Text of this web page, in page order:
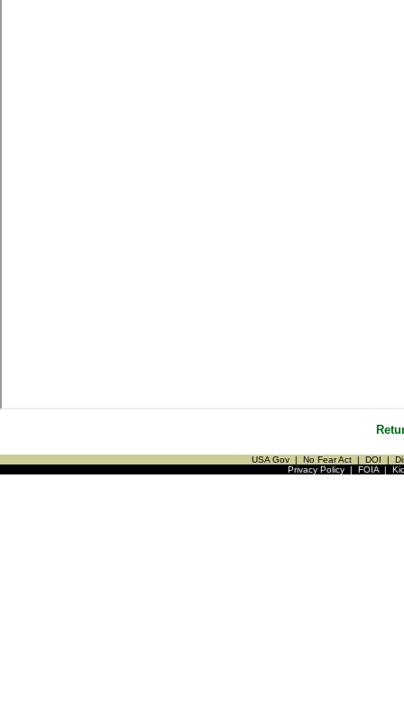
USA Gov | No Fear Act | DOI |
Privacy Policy| FOIA|